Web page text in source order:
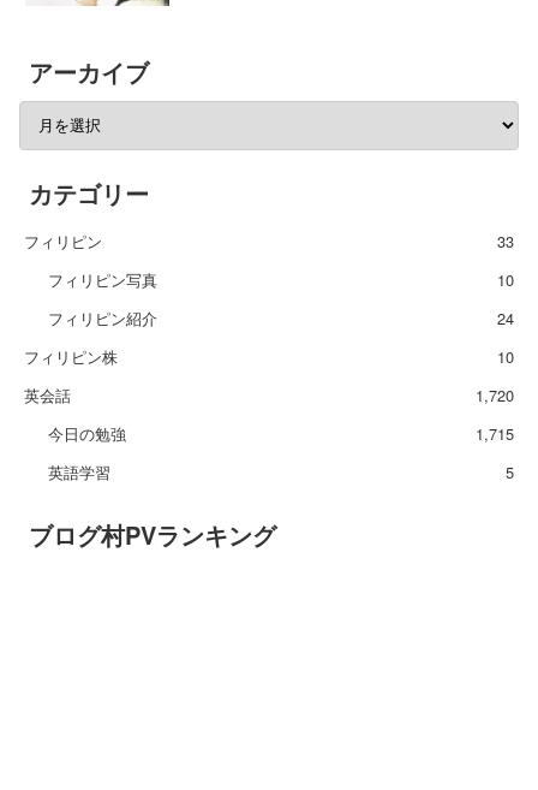
アーカイブ
カテゴリー
フィリピン
33
フィリピン写真
10
フィリピン紹介
24
フィリピン株
10
英会話
1,720
今日の勉強
1,715
英語学習
5
ブログ村PVランキング